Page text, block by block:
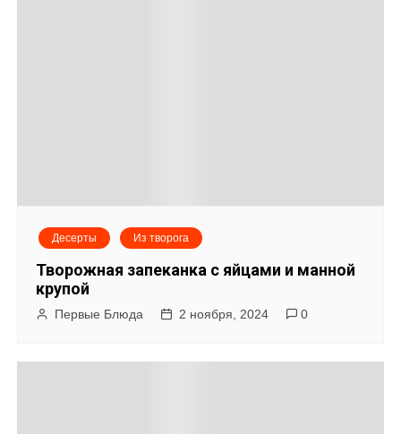
Десерты Из творога
Творожная запеканка с яйцами и манной
крупой
Первые Блюда 2 ноября, 2024 0